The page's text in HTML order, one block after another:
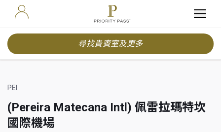
尋找貴賓室及更多
PEI
(Pereira Matecana Intl) 佩雷拉瑪特坎
國際機場